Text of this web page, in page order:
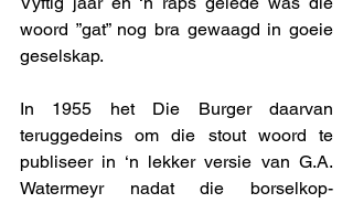
woord ”gat” nog bra gewaagd in goeie
geselskap.
In 1955 het Die Burger daarvan
teruggedeins om die stout woord te
publiseer in ‘n lekker versie van G.A.
Watermeyr nadat die borselkop-